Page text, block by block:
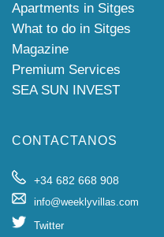
Apartments in Sitges
What to do in Sitges
Magazine
Premium Services
SEA SUN INVEST
CONTACTANOS
+34 682 668 908
info@weeklyvillas.com
Twitter